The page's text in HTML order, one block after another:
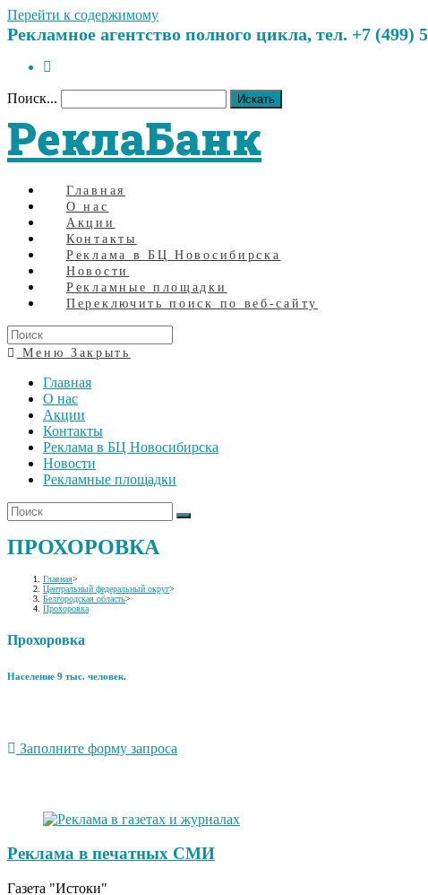
Перейти к содержимому
Рекламное агентство полного цикла, тел. +7
Поиск... Искать
РеклаБанк
Главная
О нас
Акции
Контакты
Реклама в БЦ Новосибирска
Новости
Рекламные площадки
Переключить поиск по веб-сайту
Меню Закрыть
Главная
О нас
Акции
Контакты
Реклама в БЦ Новосибирска
Новости
Рекламные площадки
ПРОХОРОВКА
Главная>
Центральный федеральный округ>
Белгородская область>
Прохоровка
Прохоровка
Население 9 тыс. человек.
Заполните форму запроса
Реклама в печатных СМИ
Газета "Истоки"